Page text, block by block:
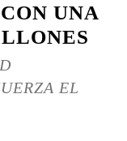
UNA
EL